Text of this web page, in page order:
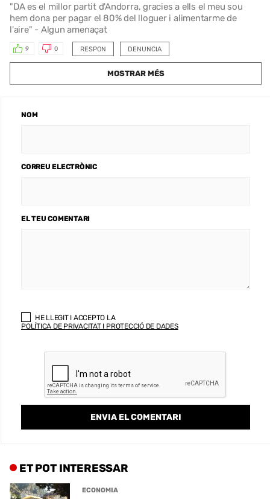
"DA es el millor partit d'Andorra, gracies a ells el meu sou
hem dona per pagar el 80% del lloguer i alimentarme de
l'aire" - Algun amenaçat
RESPON
9 0 DENUNCIA
MOSTRAR MÉS
NOM
CORREU ELECTRÒNIC
EL TEU COMENTARI
HE LLEGIT I ACCEPTO LA
POLÍTICA DE PRIVACITAT I PROTECCIÓ DE DADES
ET POT INTERESSAR
ECONOMIA